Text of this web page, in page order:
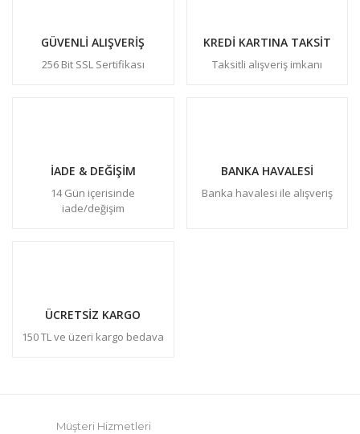
GÜVENLİ ALIŞVERİŞ
256 Bit SSL Sertifikası
KREDİ KARTINA TAKSİT
Taksitli alışveriş imkanı
İADE & DEĞİŞİM
14 Gün içerisinde
iade/değişim
BANKA HAVALESİ
Banka havalesi ile alışveriş
ÜCRETSİZ KARGO
150 TL ve üzeri kargo bedava
Müşteri Hizmetleri